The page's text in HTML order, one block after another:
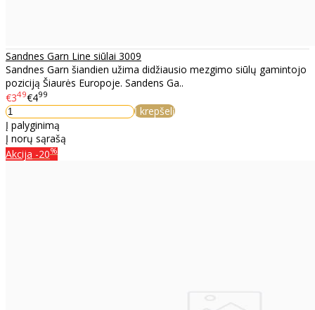
Sandnes Garn Line siūlai 3009
Sandnes Garn šiandien užima didžiausio mezgimo siūlų gamintojo
poziciją Šiaurės Europoje. Sandens Ga..
€349€499
Į krepšelį
Į palyginimą
Į norų sąrašą
Akcija -20%